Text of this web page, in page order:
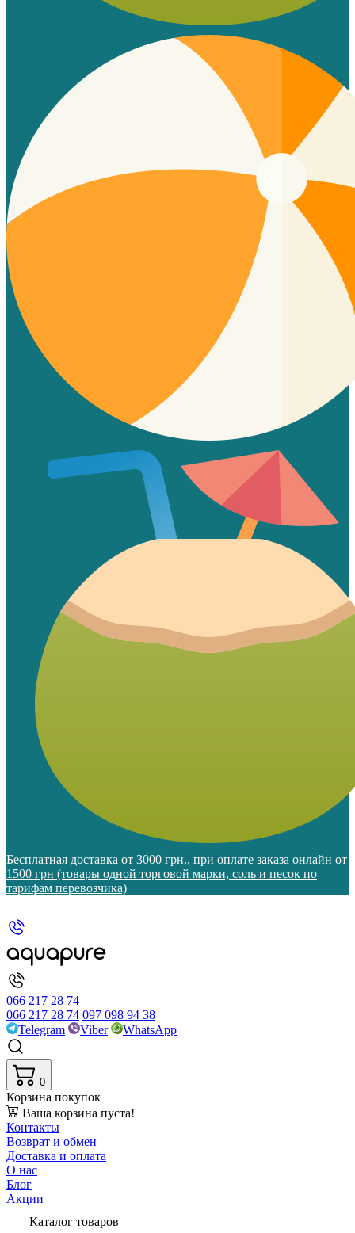
Бесплатная доставка от 3000 грн., при оплате заказа онлайн от
1500 грн (товары одной торговой марки, соль и песок по
тарифам перевозчика)
066 217 28 74
066 217 28 74 097 098 94 38
Telegram
Viber WhatsApp
0
Корзина покупок
Ваша корзина пуста!
Контакты
Возврат и обмен
Доставка и оплата
О нас
Блог
Акции
Каталог товаров